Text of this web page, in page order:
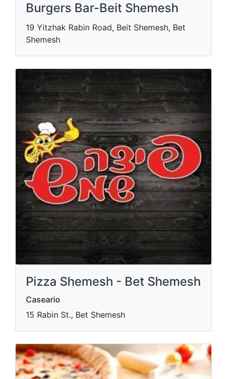
Burgers Bar-Beit Shemesh
19 Yitzhak Rabin Road, Beit Shemesh, Bet
Shemesh
Pizza Shemesh - Bet Shemesh
Caseario
15 Rabin St., Bet Shemesh